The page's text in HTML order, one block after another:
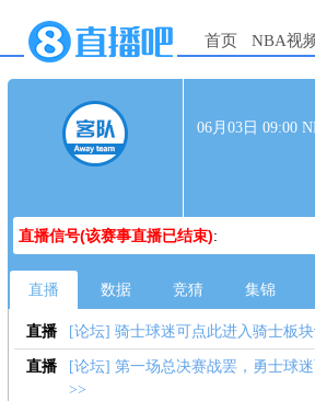
首页 NBA视
06月03日 09:00
直播信号(该赛事直播已结束):
直播 数据 竞猜 集锦
直播 [论坛] 骑士球迷可点此进入骑士板
直播
[论坛] 第一场总决赛战罢，勇士球
>>